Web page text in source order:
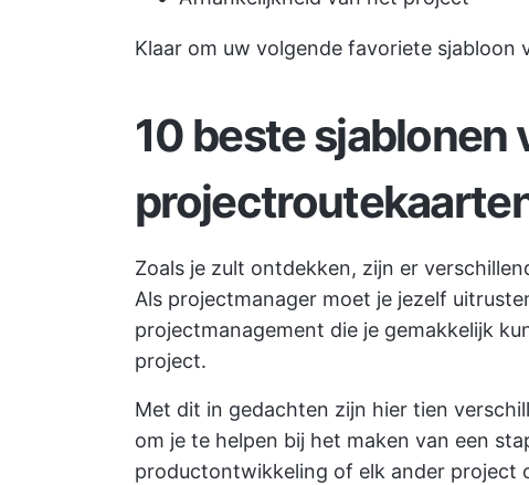
Klaar om uw volgende favoriete sjabloon
10 beste sjablonen
Zoals je zult ontdekken, zijn er
Als projectmanager moet je jezelf
projectmanagement die je gemakkelijk
project.
Met dit in gedachten zijn hier tien
om je te helpen bij het maken van een
productontwikkeling of elk ander project